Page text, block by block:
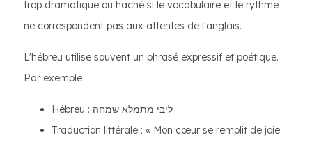
trop dramatique ou haché si le vocabulaire et le rythme
ne correspondent pas aux attentes de l'anglais.
L'hébreu utilise souvent un phrasé expressif et poétique.
Par exemple :
Hébreu : ליבי מתמלא שמחה
Traduction littérale : « Mon cœur se remplit de joie.